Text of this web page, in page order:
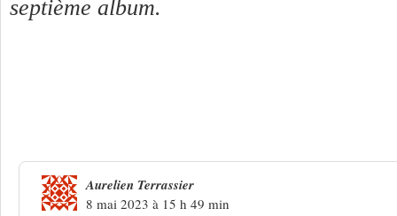
septième album.
Aurelien Terrassier
8 mai 2023 à 15 h 49 min